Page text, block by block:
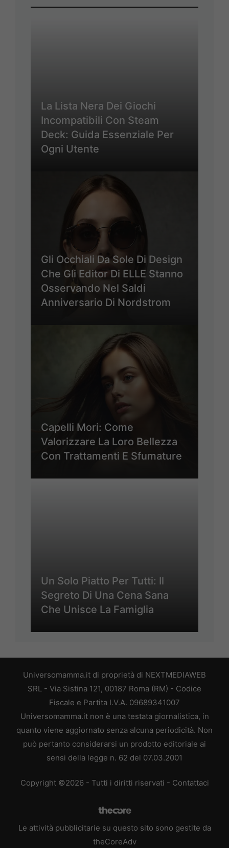
La Lista Nera Dei Giochi
Incompatibili Con Steam
Deck: Guida Essenziale Per
Ogni Utente
Gli Occhiali Da Sole Di Design
Che Gli Editor Di ELLE Stanno
Osservando Nel Saldi
Anniversario Di Nordstrom
Capelli Mori: Come
Valorizzare La Loro Bellezza
Con Trattamenti E Sfumature
Un Solo Piatto Per Tutti: Il
Segreto Di Una Cena Sana
Che Unisce La Famiglia
Universomamma.it di proprietà di NEXTMEDIAWEB
SRL - Via Sistina 121, 00187 Roma (RM) - Codice
Fiscale e Partita I.V.A. 09689341007
Universomamma.it non è una testata giornalistica, in
quanto viene aggiornato senza alcuna periodicità. Non
può pertanto considerarsi un prodotto editoriale ai
sensi della legge n. 62 del 07.03.2001
Copyright ©2026 - Tutti i diritti riservati - Contattaci
Le attività pubblicitarie su questo sito sono gestite da
theCoreAdv